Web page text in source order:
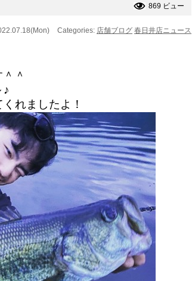
869 ビュー
Categories: 店舗ブログ 春日井店ニュース
＾
♪
れましたよ！